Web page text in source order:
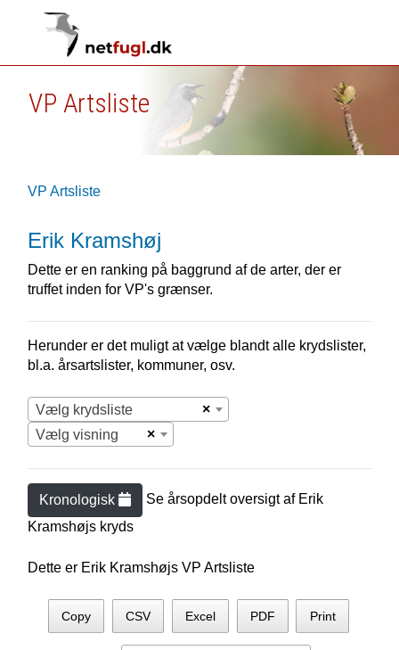
VP Artsliste
VP Artsliste
Erik Kramshøj
Dette er en ranking på baggrund af de arter, der er
truffet inden for VP's grænser.
Herunder er det muligt at vælge blandt alle krydslister,
bl.a. årsartslister, kommuner, osv.
×
Vælg krydsliste
×
Vælg visning
Kronologisk Se årsopdelt oversigt af Erik
Kramshøjs kryds
Dette er Erik Kramshøjs VP Artsliste
Copy CSV Excel PDF Print